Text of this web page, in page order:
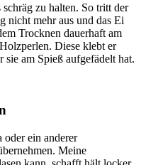
zu halten. So tritt der
nicht mehr aus und das Ei
Trocknen dauerhaft am
Diese klebt er
sie am Spieß aufgefädelt hat.
ein anderer
Meine